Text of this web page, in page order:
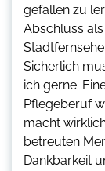
gefallen zu
Abschluss
Sicherlich
ich gerne.
Pflegeberuf
macht
betreuten
Dankbarkeit